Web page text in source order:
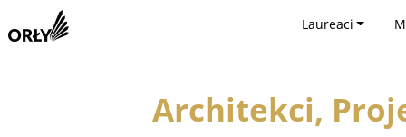
Laureaci
Architekci,